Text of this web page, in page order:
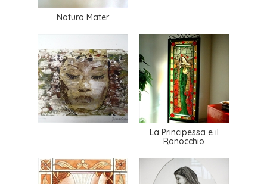
Natura Mater
La Principessa e il
Ranocchio